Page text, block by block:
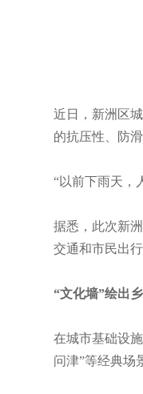
近日，新洲区
的抗压性、防
“以前下雨天，
据悉，此次新
交通和市民出
“文化墙”绘出
在城市基础设
问津”等经典场